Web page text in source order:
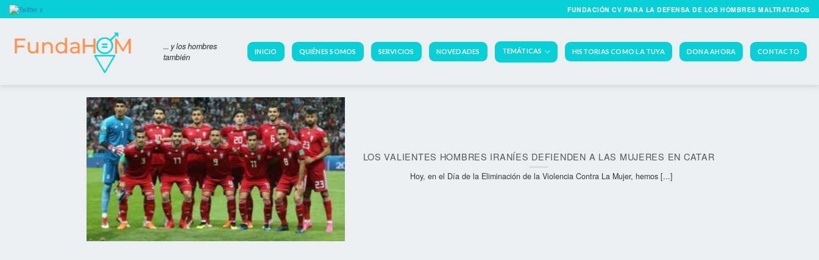
Skip
to
FUNDACIÓN CV PARA LA DEFENSA DE LOS HOMBRES MALTRATADOS
... y los hombres
también
INICIO QUIÉNES SOMOS SERVICIOS NOVEDADES TEMÁTICAS HISTORIAS COMO LA TUYA DONA AHORA CONTACTO
LOS VALIENTES HOMBRES IRANÍES DEFIENDEN A LAS MUJERES EN CATAR
Hoy, en el Día de la Eliminación de la Violencia Contra La Mujer, hemos [...]